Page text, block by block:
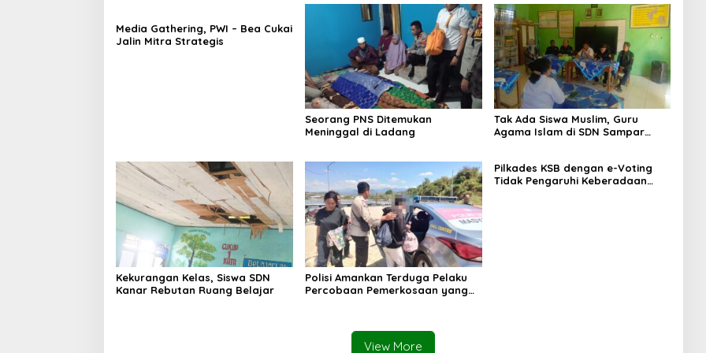
Media Gathering, PWI – Bea Cukai
Jalin Mitra Strategis
Seorang PNS Ditemukan
Meninggal di Ladang
Tak Ada Siswa Muslim, Guru
Agama Islam di SDN Sampar
Kekurangan Kelas, Siswa SDN
Kanar Rebutan Ruang Belajar
Polisi Amankan Terduga Pelaku
Percobaan Pemerkosaan yang
Pilkades KSB dengan e-Voting
Tidak Pengaruhi Keberadaan
View More